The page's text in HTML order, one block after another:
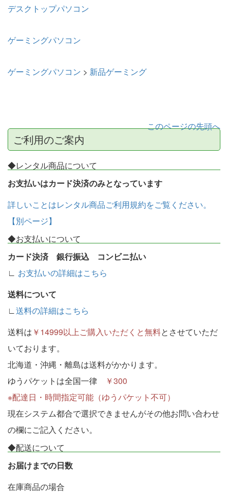
デスクトップパソコン
ゲーミングパソコン
ゲーミングパソコン > 新品ゲーミング
このページの先頭へ
ご利用のご案内
◆レンタル商品について
お支払いはカード決済のみとなっています
詳しいことはレンタル商品ご利用規約をご覧ください。
【別ページ】
◆お支払いについて
カード決済 銀行振込 コンビニ払い
∟ お支払いの詳細はこちら
送料について
∟ 送料の詳細はこちら
送料は ￥14999以上ご購入いただくと無料とさせていただ
いております。
北海道・沖縄・離島は送料がかかります。
ゆうパケットは全国一律
￥300
※配達日・時間指定可能（ゆうパケット不可）
現在システム都合で選択できませんがその他お問い合わせ
の欄にご記入ください。
◆配送について
お届けまでの日数
在庫商品の場合